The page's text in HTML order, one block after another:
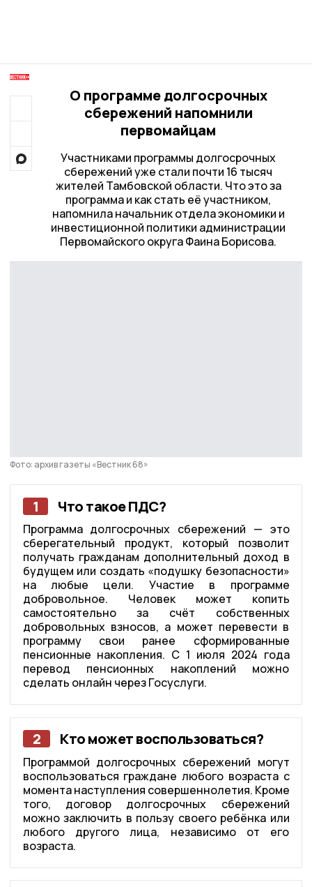
О программе долгосрочных
сбережений напомнили
первомайцам
Участниками программы долгосрочных
сбережений уже стали почти 16 тысяч
жителей Тамбовской области. Что это за
программа и как стать её участником,
напомнила начальник отдела экономики и
инвестиционной политики администрации
Первомайского округа Фаина Борисова.
Фото: архив газеты «Вестник 68»
1 Что такое ПДС?
Программа долгосрочных сбережений — это
сберегательный продукт, который позволит
получать гражданам дополнительный доход в
будущем или создать «подушку безопасности»
на любые цели. Участие в программе
добровольное. Человек может копить
самостоятельно за счёт собственных
добровольных взносов, а может перевести в
программу свои ранее сформированные
пенсионные накопления. С 1 июля 2024 года
перевод пенсионных накоплений можно
сделать онлайн через Госуслуги.
2 Кто может воспользоваться?
Программой долгосрочных сбережений могут
воспользоваться граждане любого возраста с
момента наступления совершеннолетия. Кроме
того, договор долгосрочных сбережений
можно заключить в пользу своего ребёнка или
любого другого лица, независимо от его
возраста.